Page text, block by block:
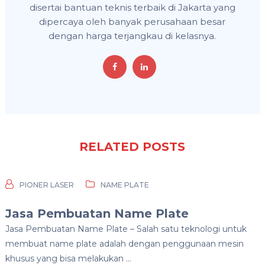
disertai bantuan teknis terbaik di Jakarta yang
dipercaya oleh banyak perusahaan besar
dengan harga terjangkau di kelasnya.
RELATED POSTS
PIONER LASER NAME PLATE
Jasa Pembuatan Name Plate
Jasa Pembuatan Name Plate – Salah satu teknologi untuk
membuat name plate adalah dengan penggunaan mesin
khusus yang bisa melakukan …